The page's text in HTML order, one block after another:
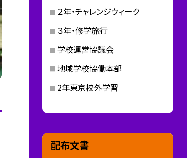
２年・チャレンジウィーク
３年・修学旅行
学校運営協議会
地域学校協働本部
2年東京校外学習
配布文書